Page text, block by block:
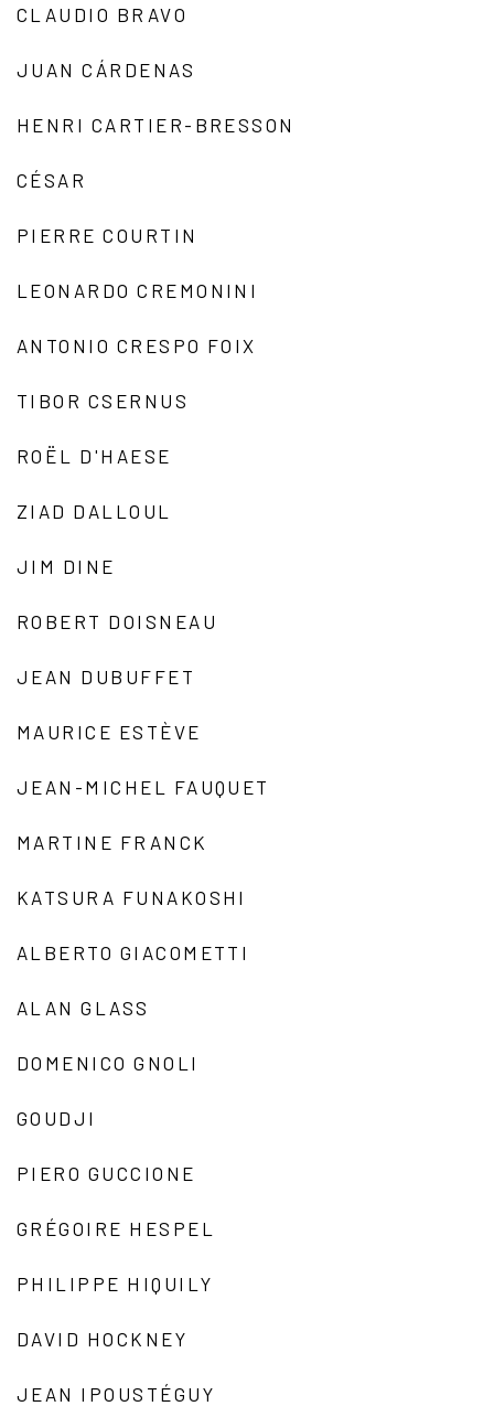
CLAUDIO BRAVO
JUAN CÁRDENAS
HENRI CARTIER-BRESSON
CÉSAR
PIERRE COURTIN
LEONARDO CREMONINI
ANTONIO CRESPO FOIX
TIBOR CSERNUS
ROËL D'HAESE
ZIAD DALLOUL
JIM DINE
ROBERT DOISNEAU
JEAN DUBUFFET
MAURICE ESTÈVE
JEAN-MICHEL FAUQUET
MARTINE FRANCK
KATSURA FUNAKOSHI
ALBERTO GIACOMETTI
ALAN GLASS
DOMENICO GNOLI
GOUDJI
PIERO GUCCIONE
GRÉGOIRE HESPEL
PHILIPPE HIQUILY
DAVID HOCKNEY
JEAN IPOUSTÉGUY